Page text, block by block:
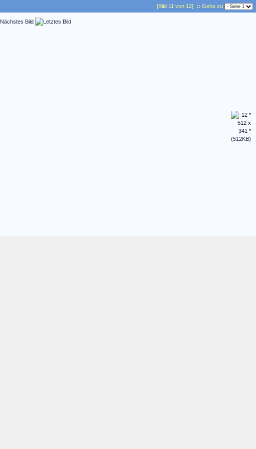
[Bild 11 von 12] :: Gehe zu